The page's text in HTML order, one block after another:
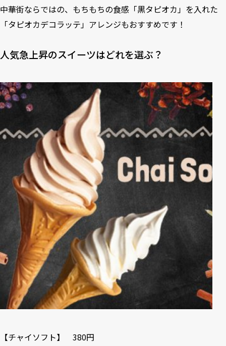
中華街ならではの、もちもちの食感「黒タピオカ」を入れた
「タピオカデコラッテ」アレンジもおすすめです！
人気急上昇のスイーツはどれを選ぶ？
【チャイソフト】 380円